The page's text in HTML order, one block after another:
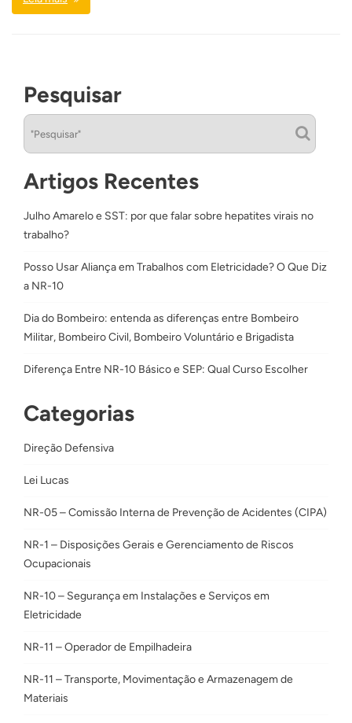
Pesquisar
Artigos Recentes
Julho Amarelo e SST: por que falar sobre hepatites virais no
trabalho?
Posso Usar Aliança em Trabalhos com Eletricidade? O Que Diz
a NR-10
Dia do Bombeiro: entenda as diferenças entre Bombeiro
Militar, Bombeiro Civil, Bombeiro Voluntário e Brigadista
Diferença Entre NR-10 Básico e SEP: Qual Curso Escolher
Categorias
Direção Defensiva
Lei Lucas
NR-05 – Comissão Interna de Prevenção de Acidentes (CIPA)
NR-1 – Disposições Gerais e Gerenciamento de Riscos
Ocupacionais
NR-10 – Segurança em Instalações e Serviços em
Eletricidade
NR-11 – Operador de Empilhadeira
NR-11 – Transporte, Movimentação e Armazenagem de
Materiais